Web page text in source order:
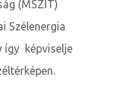
(MSZIT)
Szélenergia
így képviselje